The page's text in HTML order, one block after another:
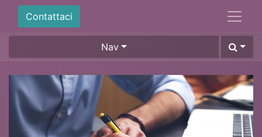
Contattaci
Nav